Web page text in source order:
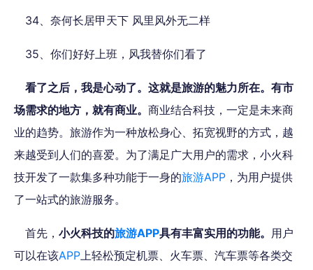
34、奈何长居甲天下 风里风外无二样
35、你们好好上班，风我替你们看了
看了之后，我是心动了。这就是旅游的魅力所在。有市
场需求的地方，就有商业。 商业结合科技，一定是未来商
业的趋势。旅游作为一种放松身心、拓宽视野的方式，越
来越受到人们的喜爱。为了满足广大用户的需求，小火科
技开发了一款集多种功能于一身的旅游APP ，为用户提供
了一站式的旅游服务。
首先， 小火科技的旅游APP具有丰富实用的功能。 用户
可以在该APP上轻松预定机票、火车票、汽车票等各类交